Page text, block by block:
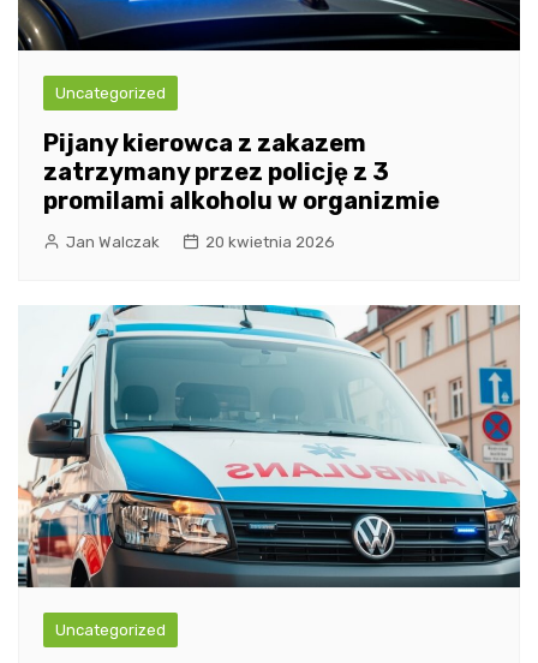
Uncategorized
Pijany kierowca z zakazem
zatrzymany przez policję z 3
promilami alkoholu w organizmie
Jan Walczak 20 kwietnia 2026
Uncategorized